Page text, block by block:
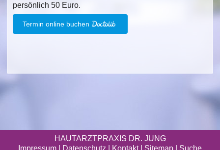
persönlich 50 Euro.
Termin online buchen
HAUTARZTPRAXIS DR. JUNG